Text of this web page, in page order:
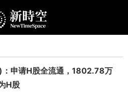
申请H股全流通，1802.78万
H股